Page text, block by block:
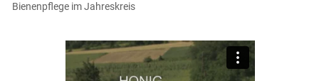
Bienenpflege im Jahreskreis